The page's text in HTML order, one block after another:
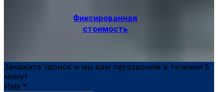
Фиксированная
стоимость
Закажите звонок и мы вам перезвоним в течении 5
минут
Имя *